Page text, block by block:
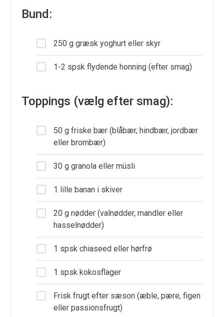
Bund:
250 g græsk yoghurt eller skyr
1-2 spsk flydende honning (efter smag)
Toppings (vælg efter smag):
50 g friske bær (blåbær, hindbær, jordbær
eller brombær)
30 g granola eller müsli
1 lille banan i skiver
20 g nødder (valnødder, mandler eller
hasselnødder)
1 spsk chiaseed eller hørfrø
1 spsk kokosflager
Frisk frugt efter sæson (æble, pære, figen
eller passionsfrugt)